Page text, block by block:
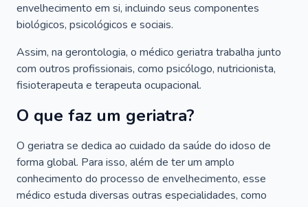
envelhecimento em si, incluindo seus componentes
biológicos, psicológicos e sociais.
Assim, na gerontologia, o médico geriatra trabalha junto
com outros profissionais, como psicólogo, nutricionista,
fisioterapeuta e terapeuta ocupacional.
O que faz um geriatra?
O geriatra se dedica ao cuidado da saúde do idoso de
forma global. Para isso, além de ter um amplo
conhecimento do processo de envelhecimento, esse
médico estuda diversas outras especialidades, como